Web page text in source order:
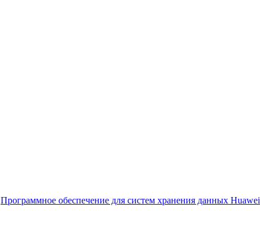
Программное обеспечение для систем хранения данных Huawei